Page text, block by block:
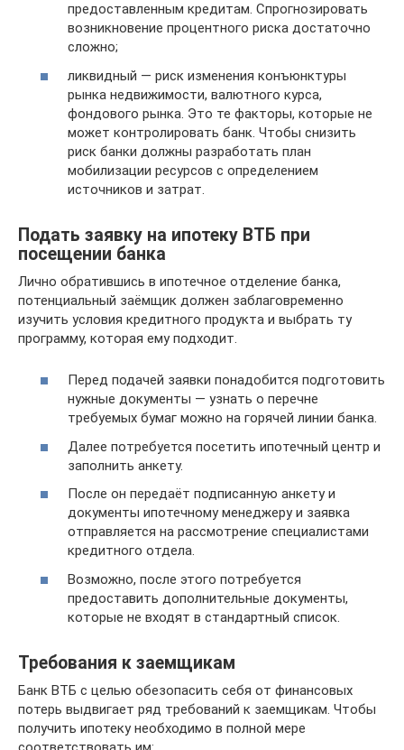
предоставленным кредитам. Спрогнозировать
возникновение процентного риска достаточно
сложно;
ликвидный — риск изменения конъюнктуры
рынка недвижимости, валютного курса,
фондового рынка. Это те факторы, которые не
может контролировать банк. Чтобы снизить
риск банки должны разработать план
мобилизации ресурсов с определением
источников и затрат.
Подать заявку на ипотеку ВТБ при
посещении банка
Лично обратившись в ипотечное отделение банка,
потенциальный заёмщик должен заблаговременно
изучить условия кредитного продукта и выбрать ту
программу, которая ему подходит.
Перед подачей заявки понадобится подготовить
нужные документы — узнать о перечне
требуемых бумаг можно на горячей линии банка.
Далее потребуется посетить ипотечный центр и
заполнить анкету.
После он передаёт подписанную анкету и
документы ипотечному менеджеру и заявка
отправляется на рассмотрение специалистами
кредитного отдела.
Возможно, после этого потребуется
предоставить дополнительные документы,
которые не входят в стандартный список.
Требования к заемщикам
Банк ВТБ с целью обезопасить себя от финансовых
потерь выдвигает ряд требований к заемщикам. Чтобы
получить ипотеку необходимо в полной мере